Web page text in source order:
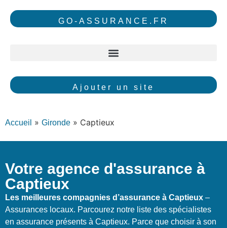
GO-ASSURANCE.FR
Ajouter un site
Accueil » Gironde » Captieux
Votre agence d'assurance à
Captieux
Les meilleures compagnies d’assurance à Captieux –
Assurances locaux. Parcourez notre liste des spécialistes
en assurance présents à Captieux. Parce que choisir à son